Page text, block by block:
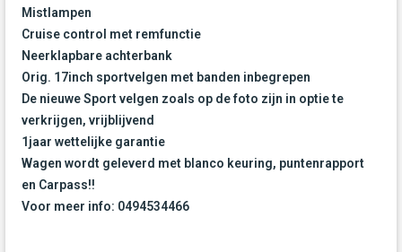
Mistlampen
Cruise control met remfunctie
Neerklapbare achterbank
Orig. 17inch sportvelgen met banden inbegrepen
De nieuwe Sport velgen zoals op de foto zijn in optie te
verkrijgen, vrijblijvend
1jaar wettelijke garantie
Wagen wordt geleverd met blanco keuring, puntenrapport
en Carpass!!
Voor meer info: 0494534466